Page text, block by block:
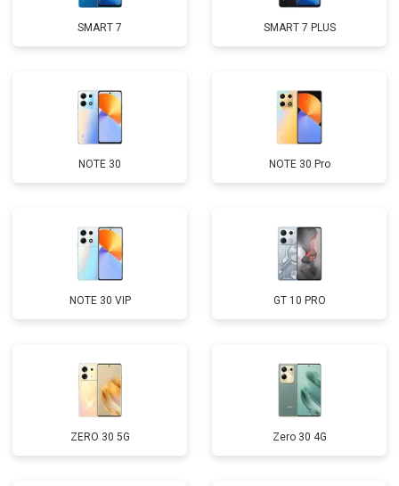
SMART 7 SMART 7 PLUS
NOTE 30 NOTE 30 Pro
NOTE 30 VIP GT 10 PRO
ZERO 30 5G Zero 30 4G